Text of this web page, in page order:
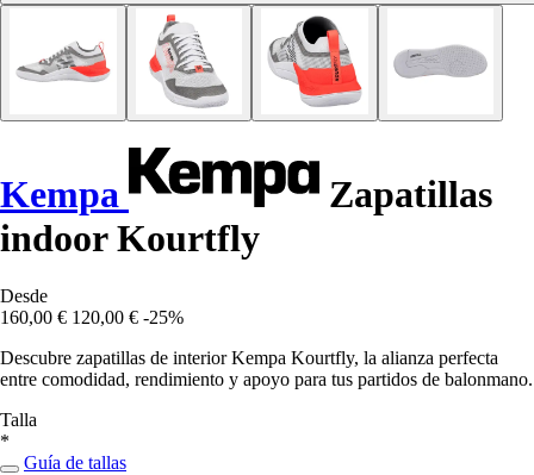
Kempa
Zapatillas
indoor Kourtfly
Desde
160,00 € 120,00 € -25%
Descubre zapatillas de interior Kempa Kourtfly, la alianza perfecta
entre comodidad, rendimiento y apoyo para tus partidos de balonmano.
Talla
*
Guía de tallas